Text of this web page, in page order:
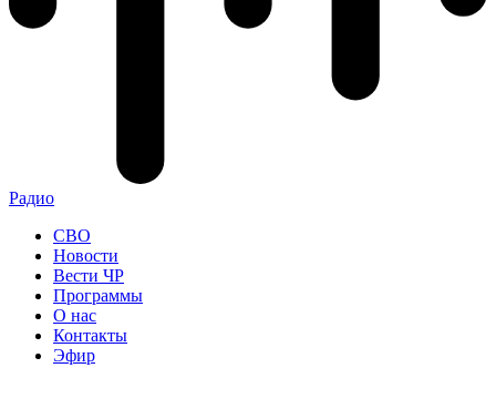
Радио
СВО
Новости
Вести ЧР
Программы
О нас
Контакты
Эфир